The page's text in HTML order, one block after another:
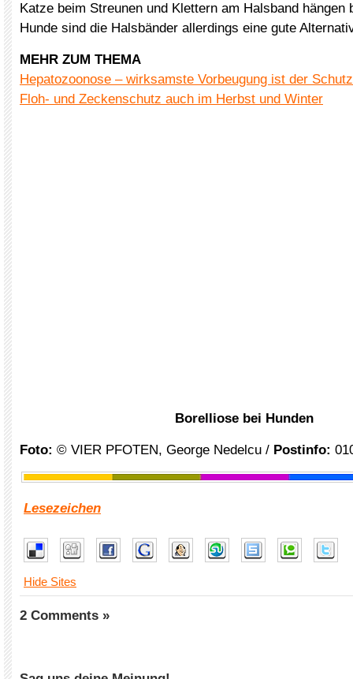
Katze beim Streunen und Klettern am Halsband hängen
Hunde sind die Halsbänder allerdings eine gute
MEHR ZUM THEMA
Hepatozoonose – wirksamste Vorbeugung ist der
Floh- und Zeckenschutz auch im Herbst und Winter
Borelliose bei Hunden
Foto: © VIER PFOTEN, George Nedelcu / Postinfo:
Lesezeichen
Hide Sites
2 Comments »